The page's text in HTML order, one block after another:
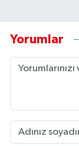
Yorumlar